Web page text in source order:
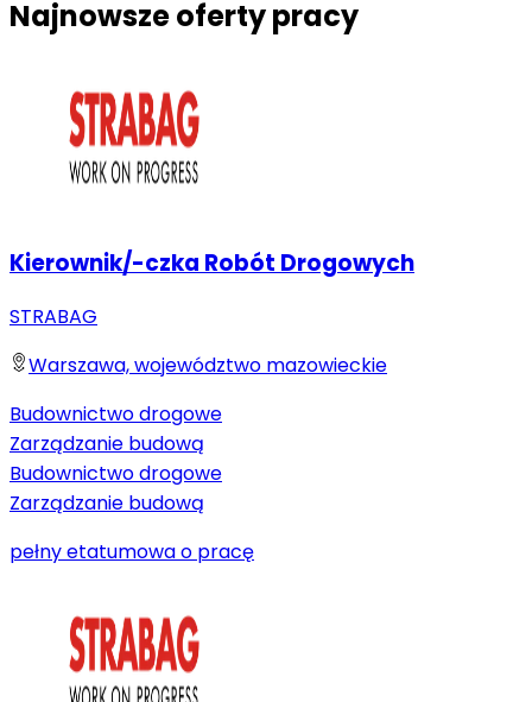
Najnowsze oferty pracy
Kierownik/-czka Robót Drogowych
STRABAG
Warszawa, województwo mazowieckie
Budownictwo drogowe
Zarządzanie budową
Budownictwo drogowe
Zarządzanie budową
pełny etatumowa o pracę